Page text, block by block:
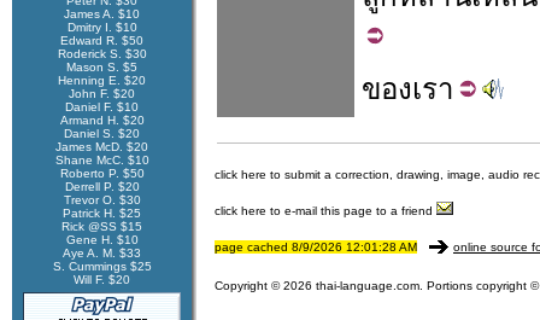
James A. $10
Dmitry I. $10
Edward R. $50
Roderick S. $30
Mason S. $5
Henning E. $20
John F. $20
Daniel F. $10
Armand H. $20
Daniel S. $20
James McD. $20
Shane McC. $10
Roberto P. $50
Derrell P. $20
Trevor O. $30
Patrick H. $25
Rick @SS $15
Gene H. $10
Aye A. M. $33
S. Cummings $25
Will F. $20
ของเรา
click here to submit a correction, drawing, image, audio
click here to e-mail this page to a friend
page cached 8/9/2026 12:01:28 AM online source
Copyright © 2026 thai-language.com. Portions copyright